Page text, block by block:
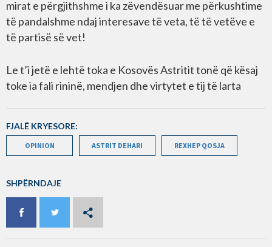
mirat e përgjithshme i ka zëvendësuar me përkushtime
të pandalshme ndaj interesave të veta, të të vetëve e
të partisë së vet!
Le t’i jetë e lehtë toka e Kosovës Astritit tonë që kësaj
toke ia fali rininë, mendjen dhe virtytet e tij të larta
FJALË KRYESORE:
OPINION ASTRIT DEHARI REXHEP QOSJA
SHPËRNDAJE